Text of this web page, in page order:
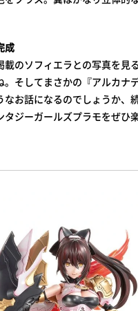
成
のソフィエラとの写真を見
。そしてまさかの『アルカナ
お話になるのでしょうか、
タジーガールズプラモをぜひ